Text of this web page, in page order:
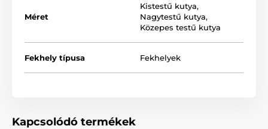
Méret
Kistestű kutya,
Nagytestű kutya,
Közepes testű kutya
Fekhely típusa Fekhelyek
Kapcsolódó termékek